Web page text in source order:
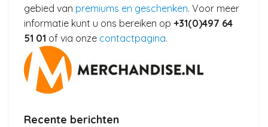
gebied van premiums en geschenken. Voor meer
informatie kunt u ons bereiken op +31(0)497 64
51 01 of via onze contactpagina.
Recente berichten